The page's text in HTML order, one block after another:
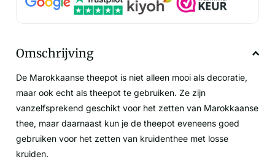
Omschrijving
De Marokkaanse theepot is niet alleen mooi als decoratie,
maar ook echt als theepot te gebruiken. Ze zijn
vanzelfsprekend geschikt voor het zetten van Marokkaanse
thee, maar daarnaast kun je de theepot eveneens goed
gebruiken voor het zetten van kruidenthee met losse
kruiden.